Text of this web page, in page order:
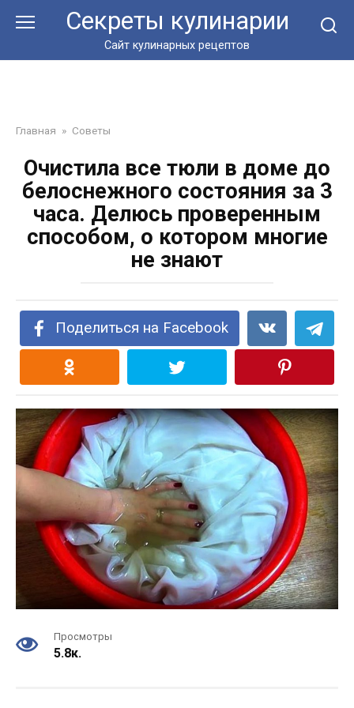
Секреты кулинарии
Сайт кулинарных рецептов
Главная » Советы
Очистила все тюли в доме до
белоснежного состояния за 3
часа. Делюсь проверенным
способом, о котором многие
не знают
Поделиться на Facebook
Просмотры
5.8к.